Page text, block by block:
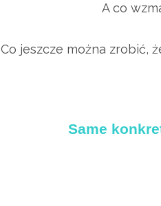
A co
Co jeszcze można zrobić,
Same